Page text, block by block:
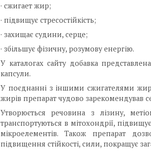
· сжигает жир;
· підвищує стресостійкість;
· захищає судини, серце;
· збільшує фізичну, розумову енергію.
У каталогах сайту добавка
капсули.
У поєднанні з іншими сжигателями
жирів препарат чудово зарекомендував
Утворюється речовина з лізину,
транспортуються в мітохондрії,
мікроелементів. Також препарат
підвищення стійкості, сили, покращує